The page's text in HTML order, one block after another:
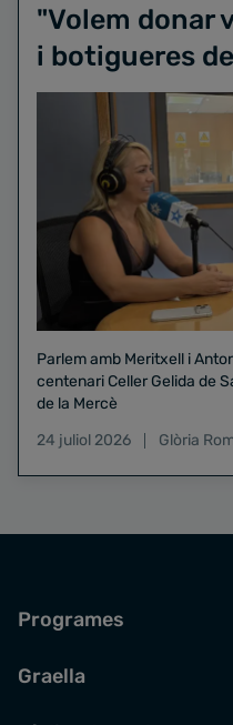
"Volem donar
i botigueres
Parlem amb Meritxell i
centenari Celler Gelida de Sants, que enguany faran el pregó
de la Mercè
24 juliol 2026
Glòria
Programes
Graella